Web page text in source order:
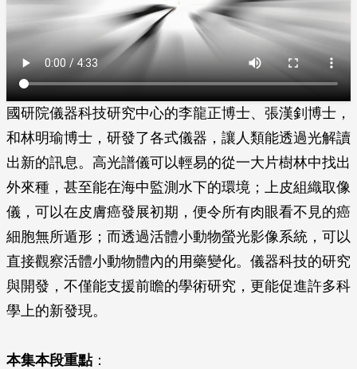
國研院儀器科技研究中心的李龍正博士、張漢釗博士，
和林明瑜博士，研發了各式儀器，讓人類能透過光解讀
出新的訊息。高光譜儀可以輕易的從一大片樹林中找出
外來種，甚至能在海中監測水下的環境；上皮組織取像
儀，可以在皮膚癌發展初期，便令所有肉眼看不見的癌
細胞無所遁形；而透過活體小動物螢光影像系統，可以
直接觀察活體小動物體內的用藥變化。儀器科技的研究
與開發，不僅能支援前瞻的學術研究，更能促進許多科
學上的新發現。
本集本段重點：